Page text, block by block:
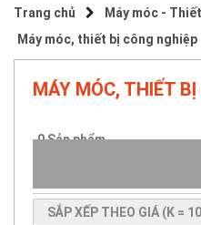
Trang chủ
Máy móc -
Máy móc, thiết bị công nghiệp
MÁY MÓC, THIẾT BỊ
0Sản phẩm.
SẮP XẾP THEO GIÁ (K =